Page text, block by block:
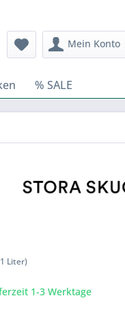
Mein Konto
% SALE
Liter)
1-3 Werktage